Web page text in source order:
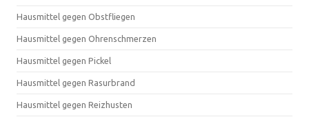
Hausmittel gegen Obstfliegen
Hausmittel gegen Ohrenschmerzen
Hausmittel gegen Pickel
Hausmittel gegen Rasurbrand
Hausmittel gegen Reizhusten